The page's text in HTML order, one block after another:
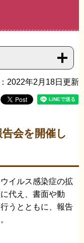
2022年2月18日更新
会を開催し
イルス感染症の拡
代え、書面や動
うとともに、報告